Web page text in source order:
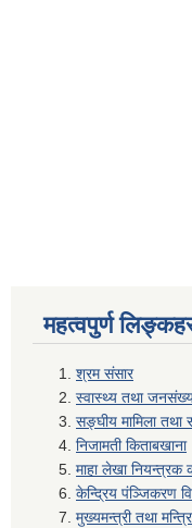
महत्वपुर्ण
श्रम संसार
स्वास्थ्य तथा
सङ्घीय मामिला तथा
निजामती किताबखाना
माहा लेखा नियन्त्रक
केन्द्रिय पंञ्जिकरण
मुख्यमन्त्री तथा